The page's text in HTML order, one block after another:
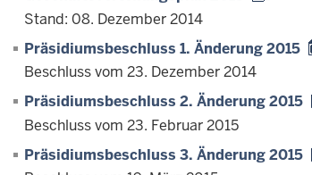
Stand: 08. Dezember 2014
Präsidiumsbeschluss 1. Änderung 2015
Beschluss vom 23. Dezember 2014
Präsidiumsbeschluss 2. Änderung 2015
Beschluss vom 23. Februar 2015
Präsidiumsbeschluss 3. Änderung 2015